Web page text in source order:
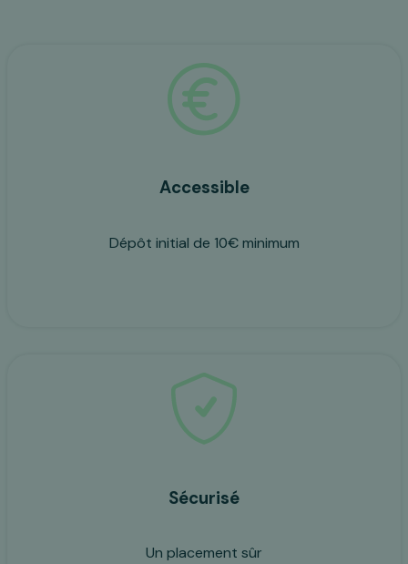
Accessible
Dépôt initial de 10€ minimum
Sécurisé
Un placement sûr